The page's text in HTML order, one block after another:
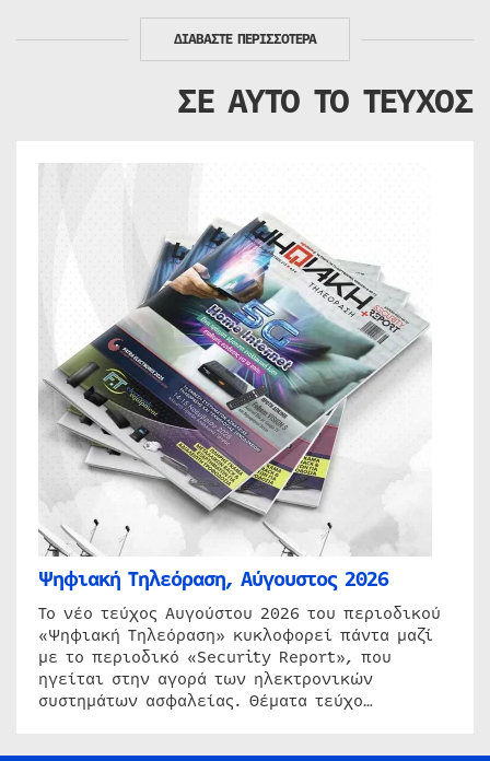
ΔΙΑΒΑΣΤΕ ΠΕΡΙΣΣΟΤΕΡΑ
ΣΕ ΑΥΤΟ ΤΟ ΤΕΥΧΟΣ
Ψηφιακή Τηλεόραση, Αύγουστος 2026
Το νέο τεύχος Αυγούστου 2026 του περιοδικού
«Ψηφιακή Τηλεόραση» κυκλοφορεί πάντα μαζί
με το περιοδικό «Security Report», που
ηγείται στην αγορά των ηλεκτρονικών
συστημάτων ασφαλείας. Θέματα τεύχο…